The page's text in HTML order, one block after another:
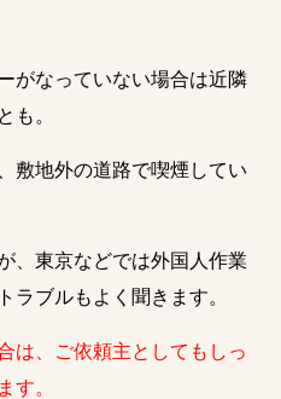
がなっていない場合は近隣
も。
敷地外の道路で喫煙してい
、東京などでは外国人作業
ラブルもよく聞きます。
は、ご依頼主としてもしっ
す。